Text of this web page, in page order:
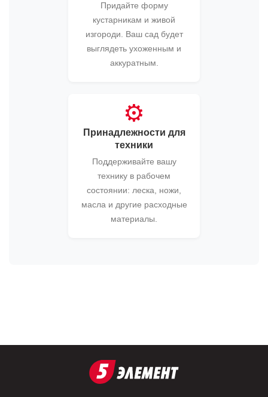
Придайте форму
кустарникам и живой
изгороди. Ваш сад будет
выглядеть ухоженным и
аккуратным.
⚙️
Принадлежности для
техники
Поддерживайте вашу
технику в рабочем
состоянии: леска, ножи,
масла и другие расходные
материалы.